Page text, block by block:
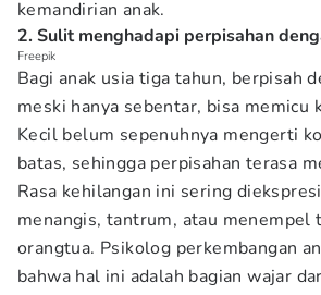
kemandirian anak.
2. Sulit menghadapi perpisahan
Freepik
Bagi anak usia tiga tahun, berpisah
meski hanya sebentar, bisa memicu
Kecil belum sepenuhnya mengerti
batas, sehingga perpisahan terasa
Rasa kehilangan ini sering
menangis, tantrum, atau menempel
orangtua. Psikolog perkembangan
bahwa hal ini adalah bagian wajar